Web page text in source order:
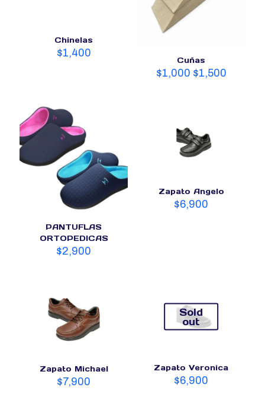
Chinelas
$1,400
Cuñas
$1,000 $1,500
PANTUFLAS
ORTOPEDICAS
$2,900
Zapato Angelo
$6,900
Zapato Michael
$7,900
Sold
out
Zapato Veronica
$6,900